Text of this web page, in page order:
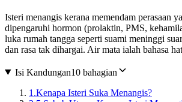
Isteri menangis kerana memendam perasaan
dipengaruhi hormon (prolaktin, PMS,
luka rumah tangga seperti suami meninggi
dan rasa tak dihargai. Air mata ialah bahasa
Isi Kandungan10 bahagian
1.Kenapa Isteri Suka Menangis?